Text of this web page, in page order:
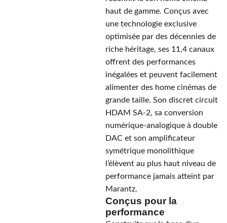
haut de gamme. Conçus avec
une technologie exclusive
optimisée par des décennies de
riche héritage, ses 11,4 canaux
offrent des performances
inégalées et peuvent facilement
alimenter des home cinémas de
grande taille. Son discret circuit
HDAM SA-2, sa conversion
numérique-analogique à double
DAC et son amplificateur
symétrique monolithique
l’élèvent au plus haut niveau de
performance jamais atteint par
Marantz.
Conçus pour la
performance